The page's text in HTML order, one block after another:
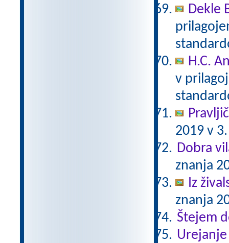
Dekle
H.C.
v
2019 v
Dobra
znanja
Iz
znanja
Štejem